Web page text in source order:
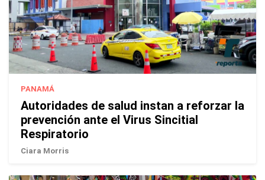
PANAMÁ
Autoridades de salud instan a reforzar la
prevención ante el Virus Sincitial
Respiratorio
Ciara Morris